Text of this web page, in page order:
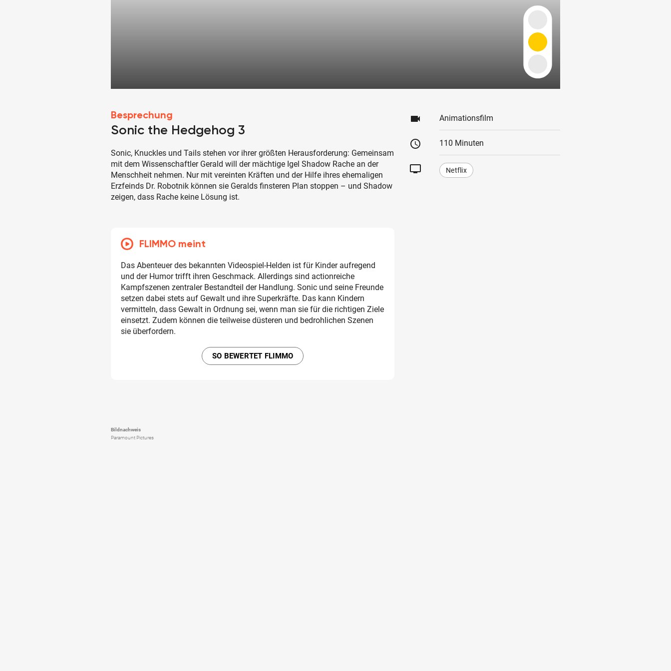
Besprechung
Sonic the Hedgehog 3
Sonic, Knuckles und Tails stehen vor ihrer größten Herausforderung: Gemeinsam
mit dem Wissenschaftler Gerald will der mächtige Igel Shadow Rache an der
Menschheit nehmen. Nur mit vereinten Kräften und der Hilfe ihres ehemaligen
Erzfeinds Dr. Robotnik können sie Geralds finsteren Plan stoppen – und Shadow
zeigen, dass Rache keine Lösung ist.
FLIMMO meint
Das Abenteuer des bekannten Videospiel-Helden ist für Kinder aufregend
und der Humor trifft ihren Geschmack. Allerdings sind actionreiche
Kampfszenen zentraler Bestandteil der Handlung. Sonic und seine Freunde
setzen dabei stets auf Gewalt und ihre Superkräfte. Das kann Kindern
vermitteln, dass Gewalt in Ordnung sei, wenn man sie für die richtigen Ziele
einsetzt. Zudem können die teilweise düsteren und bedrohlichen Szenen
sie überfordern.
SO BEWERTET FLIMMO
videocam Animationsfilm
schedule 110 Minuten
tv Netflix
Bildnachweis
Paramount Pictures